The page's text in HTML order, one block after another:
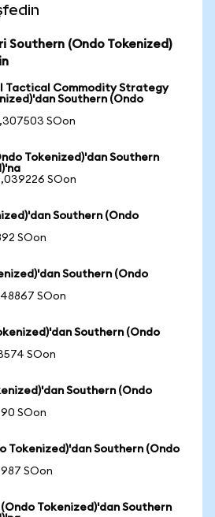
Southern (Ondo Tokenized)
Tactical Commodity Strategy
Southern (Ondo
SOon
Tokenized)'dan Southern
SOon
Southern (Ondo
SOon
Southern (Ondo
SOon
Southern (Ondo
SOon
Southern (Ondo
SOon
Tokenized)'dan Southern (Ondo
SOon
Tokenized)'dan Southern